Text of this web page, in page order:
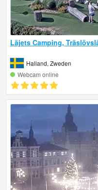
Läjets Camping,
Halland, Zweden
Webcam online